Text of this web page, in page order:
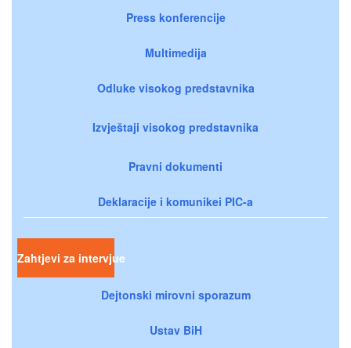
Press konferencije
Multimedija
Odluke visokog predstavnika
Izvještaji visokog predstavnika
Pravni dokumenti
Deklaracije i komunikei PIC-a
Zahtjevi za intervjue
Dejtonski mirovni sporazum
Ustav BiH